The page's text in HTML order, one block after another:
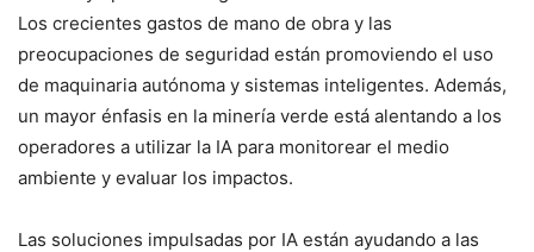
Los crecientes gastos de mano de obra y las
preocupaciones de seguridad están promoviendo el uso
de maquinaria autónoma y sistemas inteligentes. Además,
un mayor énfasis en la minería verde está alentando a los
operadores a utilizar la IA para monitorear el medio
ambiente y evaluar los impactos.
Las soluciones impulsadas por IA están ayudando a las